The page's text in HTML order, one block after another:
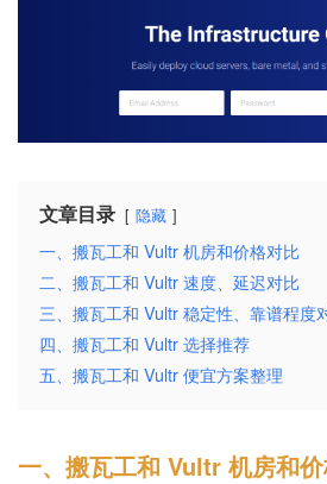
文章目录 隐藏
一、搬瓦工和 Vultr 机房和价格对比
二、搬瓦工和 Vultr 速度、延迟对比
三、搬瓦工和 Vultr 稳定性、靠谱程度
四、搬瓦工和 Vultr 选择推荐
五、搬瓦工和 Vultr 便宜方案整理
一、搬瓦工和 Vultr 机房和